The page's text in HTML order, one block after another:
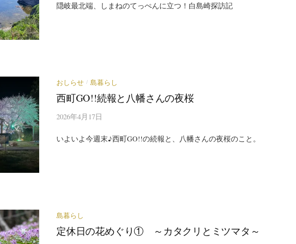
隠岐最北端、しまねのてっぺんに立つ！白島崎探訪記
おしらせ / 島暮らし
西町GO!!続報と八幡さんの夜桜
2026年4月17日
いよいよ今週末♪西町GO!!の続報と、八幡さんの夜桜のこと。
島暮らし
定休日の花めぐり① ～カタクリとミツマタ～